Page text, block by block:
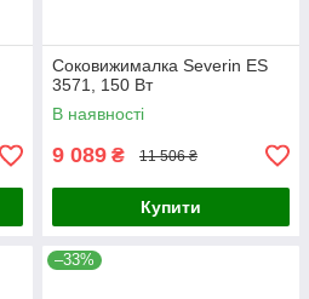
Соковижималка Severin ES
3571, 150 Вт
В наявності
9 089 ₴ 11 506 ₴
Купити
–33%